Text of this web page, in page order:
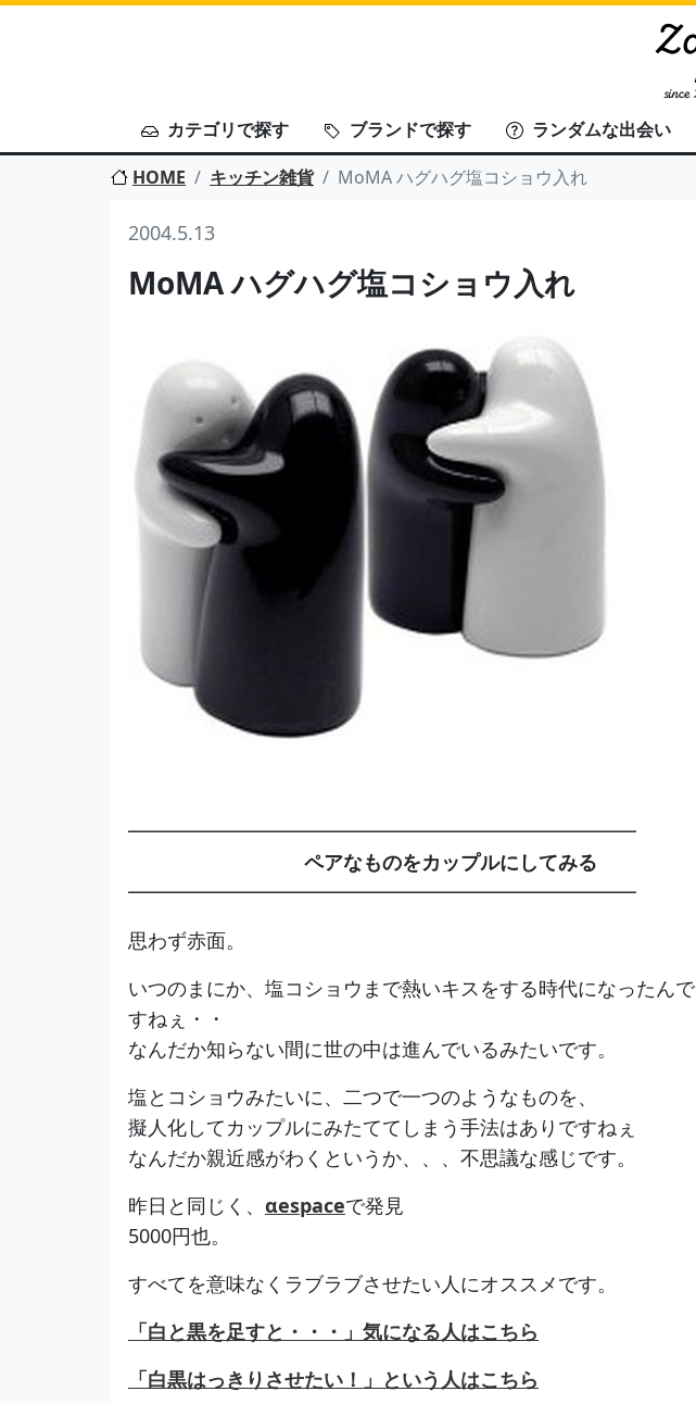
カテゴリで探す ブランドで探す
ランダムな出会い
HOME
キッチン雑貨 MoMA ハグハグ塩コショウ入れ
2004.5.13
MoMA ハグハグ塩コショウ入れ
━━━━━━━━━━━━━━━━━━━━━━━━━━
ペアなものをカップルにしてみる
━━━━━━━━━━━━━━━━━━━━━━━━━━
思わず赤面。
いつのまにか、塩コショウまで熱いキスをする時代になったんで
すねぇ・・
なんだか知らない間に世の中は進んでいるみたいです。
塩とコショウみたいに、二つで一つのようなものを、
擬人化してカップルにみたててしまう手法はありですねぇ
なんだか親近感がわくというか、、、不思議な感じです。
昨日と同じく、 αespaceで発見
5000円也。
すべてを意味なくラブラブさせたい人にオススメです。
「白と黒を足すと・・・」気になる人はこちら
「白黒はっきりさせたい！」という人はこちら